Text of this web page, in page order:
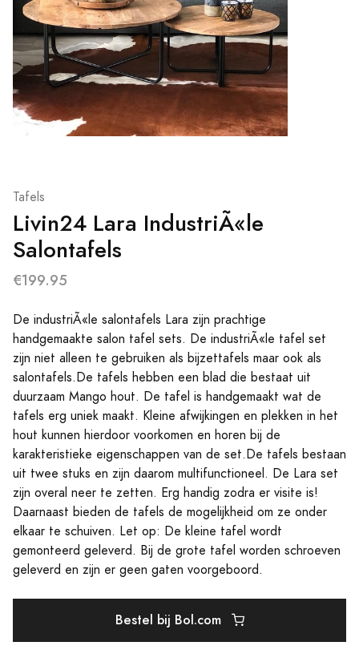
Tafels
Livin24 Lara IndustriÃ«le
Salontafels
€199.95
De industriÃ«le salontafels Lara zijn prachtige
handgemaakte salon tafel sets. De industriÃ«le tafel set
zijn niet alleen te gebruiken als bijzettafels maar ook als
salontafels.De tafels hebben een blad die bestaat uit
duurzaam Mango hout. De tafel is handgemaakt wat de
tafels erg uniek maakt. Kleine afwijkingen en plekken in het
hout kunnen hierdoor voorkomen en horen bij de
karakteristieke eigenschappen van de set.De tafels bestaan
uit twee stuks en zijn daarom multifunctioneel. De Lara set
zijn overal neer te zetten. Erg handig zodra er visite is!
Daarnaast bieden de tafels de mogelijkheid om ze onder
elkaar te schuiven. Let op: De kleine tafel wordt
gemonteerd geleverd. Bij de grote tafel worden schroeven
geleverd en zijn er geen gaten voorgeboord.
Bestel bij Bol.com